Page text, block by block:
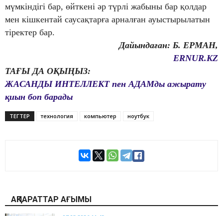
мүмкіндігі бар, өйткені әр түрлі жабыны бар қолдар
мен кішкентай саусақтарға арналған ауыстырылатын
тіректер бар.
Дайындаған: Б. ЕРМАН,
ERNUR.KZ
ТАҒЫ ДА ОҚЫҢЫЗ:
ЖАСАНДЫ ИНТЕЛЛЕКТ пен АДАМды ажырату
қиын боп барады
ТЕГТЕР технология компьютер ноутбук
АҚПАРАТТАР АҒЫМЫ